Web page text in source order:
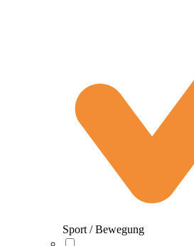
Sport / Bewegung